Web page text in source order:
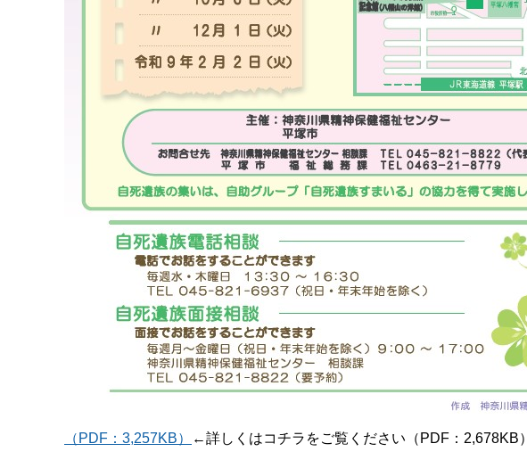
（PDF：3,257KB） ←詳しくはコチラをご覧ください（PDF：2,678KB）